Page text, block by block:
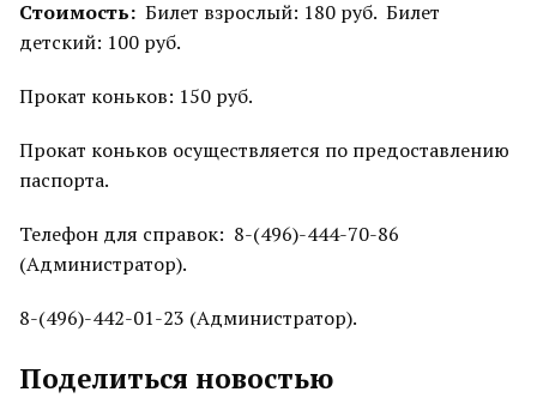
Стоимость: Билет взрослый: 180 руб. Билет
детский: 100 руб.
Прокат коньков: 150 руб.
Прокат коньков осуществляется по предоставлению
паспорта.
Телефон для справок: 8-(496)-444-70-86
(Администратор).
8-(496)-442-01-23 (Администратор).
Поделиться новостью